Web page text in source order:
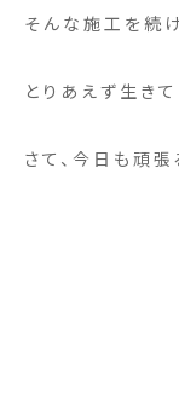
そんな施工を続
とりあえず生き
さて、今日も頑張